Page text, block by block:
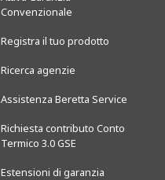
Convenzionale
Registra il tuo prodotto
Ricerca agenzie
Assistenza Beretta Service
Richiesta contributo Conto
Termico 3.0 GSE
Estensioni di garanzia